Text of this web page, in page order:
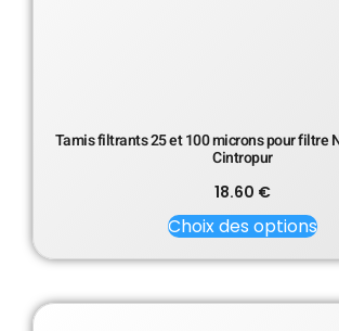
Tamis filtrants 25 et 100 microns pour filtre
Cintropur
18.60 €
Choix des options